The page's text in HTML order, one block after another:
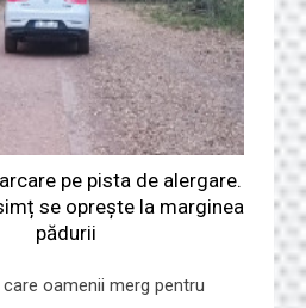
pe pista de alergare.
se oprește la marginea
pădurii
oamenii merg pentru